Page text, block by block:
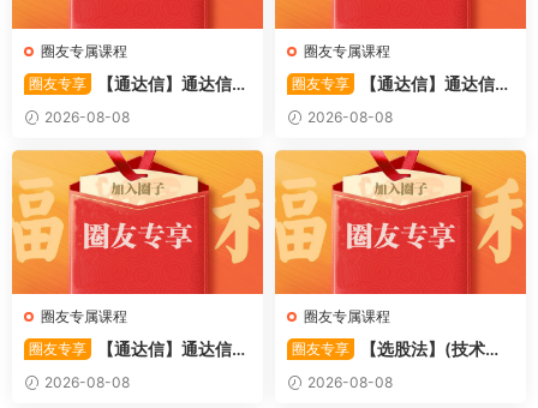
圈友专属课程
圈友专享
【通达信】通达信
〖备战龙妖〗副图/选股 精准
捕捉龙头启动进场信号 源码
2026-08-08
圈友专属课程
圈友专享
【通达信】通达信
〖重心突破〗主副图/选股 捕
捉股价在特定形态下的反转与
启动信号 源码
2026-08-08
圈友专属课程
圈友专享
【通达信】通达信
〖萧啸双通道〗主图指标 研判
股价运行通道、捕捉短线买卖
2026-08-08
圈友专属课程
圈友专享
【选股法】(技术篇)
强势个股选股法操作理念、策
略与工具（上下）视频课程 共
2026-08-08